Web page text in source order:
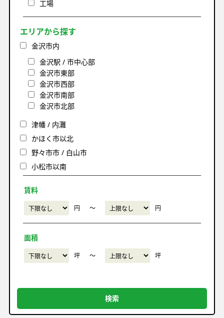
工場
エリアから探す
金沢市内
金沢駅 / 市中心部
金沢市東部
金沢市西部
金沢市南部
金沢市北部
津幡 / 内灘
かほく市以北
野々市市 / 白山市
小松市以南
賃料
円 〜 円
面積
坪 〜 坪